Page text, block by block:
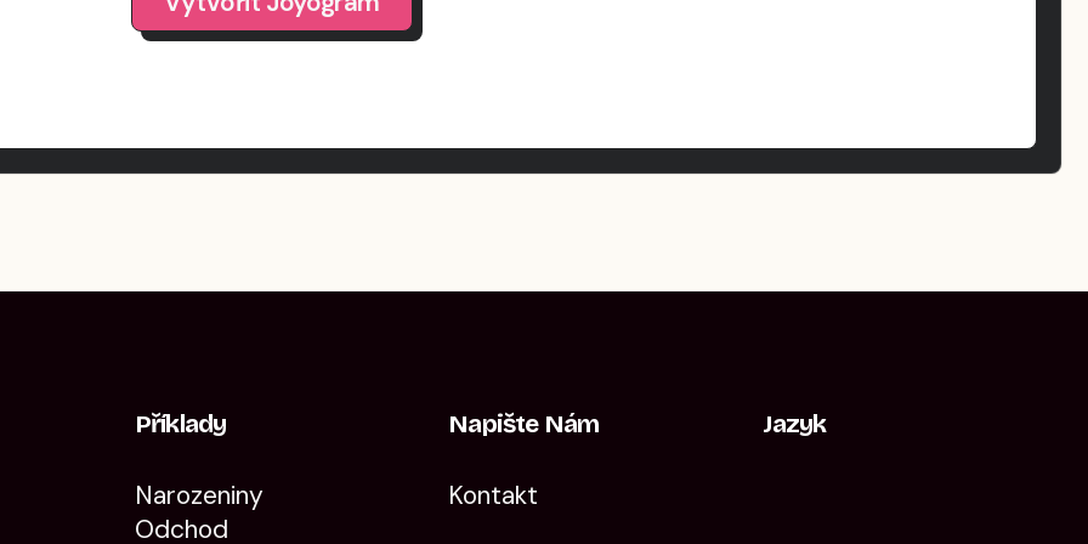
Příklady
Narozeniny
Odchod
Napište Nám
Kontakt
Jazyk